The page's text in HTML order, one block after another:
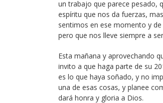
un trabajo que parece pesado,
espíritu que nos da fuerzas,
sentimos en ese momento y
pero que nos lleve siempre a
Esta mañana y aprovechando
invito a que haga parte de su
es lo que haya soñado, y no
una de esas cosas, y planee
dará honra y gloria a Dios.